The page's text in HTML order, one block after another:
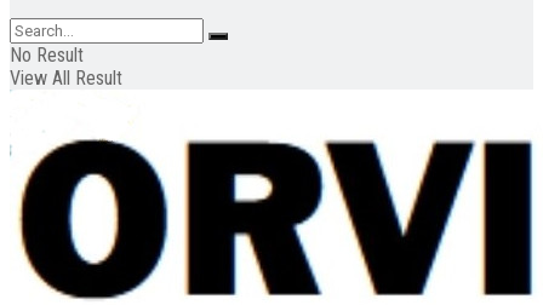
No Result
View All Result